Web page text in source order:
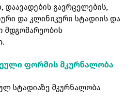
გავრცელების,
და კლინიკური სტადიის და
მდგომარეობის
ფორმის მკურნალობა
სტადიაზე მკურნალობა